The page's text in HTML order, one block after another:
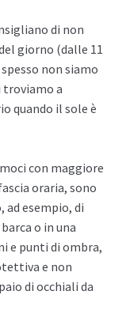
di non
giorno (dalle 11
non siamo
troviamo a
quando il sole è
con maggiore
oraria, sono
ad esempio, di
o in una
e punti di ombra,
e non
di occhiali da